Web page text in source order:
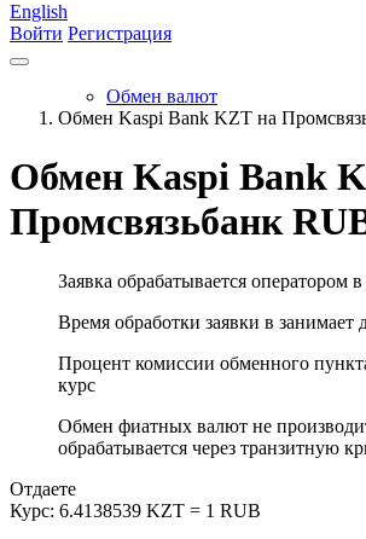
English
Войти Регистрация
Обмен валют
Обмен Kaspi Bank KZT на
Обмен Kaspi Bank
Промсвязьбанк
Заявка обрабатывается оператором
Время обработки заявки в занимает
Процент комиссии обменного
курс
Обмен фиатных валют не
обрабатывается через транзитную
Отдаете
Курс: 6.4138539 KZT = 1 RUB